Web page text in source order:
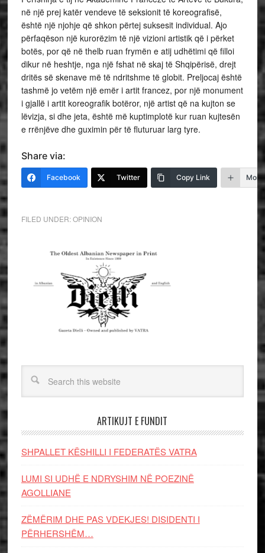
në një prej katër vendeve të seksionit të koreografisë,
është një njohje që shkon përtej suksesit individual. Ajo
përfaqëson një kurorëzim të një vizioni artistik që i përket
botës, por që në thelb ruan frymën e atij udhëtimi që filloi
dikur në heshtje, nga një fshat në skaj të Shqipërisë, drejt
dritës së skenave më të ndritshme të globit. Preljocaj është
tashmë jo vetëm një emër i artit francez, por një monument
i gjallë i artit koreografik botëror, një artist që na kujton se
lëvizja, si dhe jeta, është më kuptimplotë kur ruan kujtesën
e rrënjëve dhe guximin për të fluturuar larg tyre.
Share via:
Facebook Twitter Copy Link More
FILED UNDER:OPINION
ARTIKUJT E FUNDIT
SHPALLET KËSHILLI I FEDERATËS VATRA
LUMI SI UDHË E NDRYSHIM NË POEZINË
AGOLLIANE
ZËMËRIM DHE PAS VDEKJES! DISIDENTI I
PËRHERSHËM…